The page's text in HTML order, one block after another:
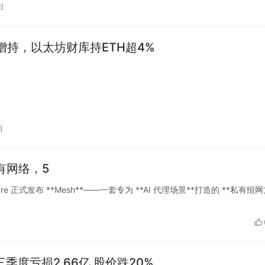
持，以太坊财库持ETH超4%
网络，5
正式发布 **Mesh**——一套专为 **AI 代理场景**打造的 **私有组网